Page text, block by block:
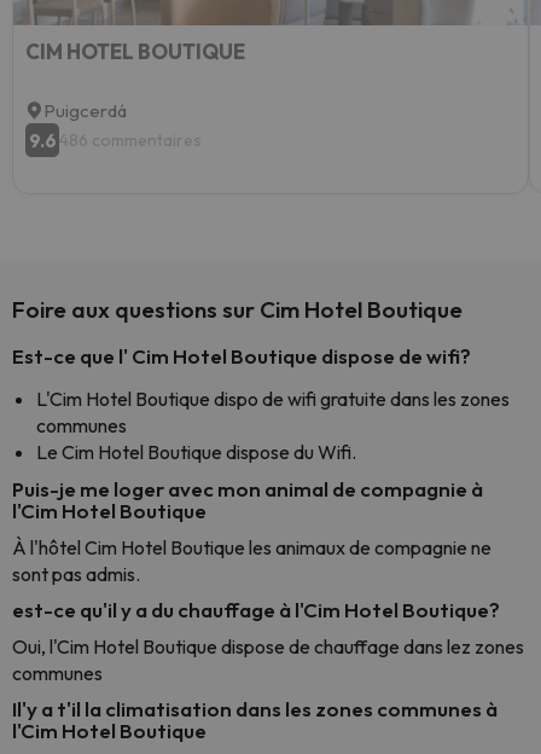
CIM HOTEL BOUTIQUE
Puigcerdá
9.6486 commentaires
Foire aux questions sur Cim Hotel Boutique
Est-ce que l' Cim Hotel Boutique dispose de wifi?
L'Cim Hotel Boutique dispo de wifi gratuite dans les zones
communes
Le Cim Hotel Boutique dispose du Wifi.
Puis-je me loger avec mon animal de compagnie à
l'Cim Hotel Boutique
À l'hôtel Cim Hotel Boutique les animaux de compagnie ne
sont pas admis.
est-ce qu'il y a du chauffage à l'Cim Hotel Boutique?
Oui, l'Cim Hotel Boutique dispose de chauffage dans lez zones
communes
Il'y a t'il la climatisation dans les zones communes à
l'Cim Hotel Boutique